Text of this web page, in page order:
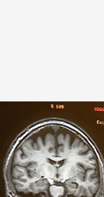
Radiografías de un cerebro
Redacción
21 MAR 2024 -
El Hospital